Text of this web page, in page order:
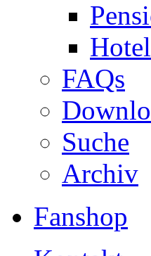
FAQs
Suche
Archiv
Fanshop